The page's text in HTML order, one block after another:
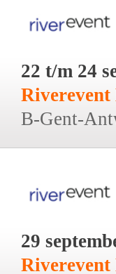
22 t/m 24
Riverevent
B-Gent-
29
Riverevent